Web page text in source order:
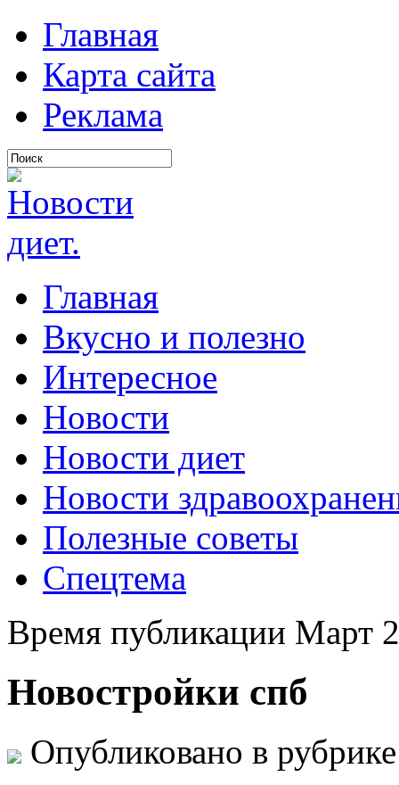
Главная
Карта сайта
Реклама
Главная
Вкусно и полезно
Интересное
Новости
Новости диет
Новости
Полезные советы
Спецтема
Время публикации Март
Новостройки спб
Опубликовано в